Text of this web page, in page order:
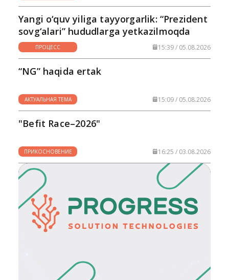
Yangi o‘quv yiliga tayyorgarlik: “Prezident
sovg‘alari” hududlarga yetkazilmoqda
ПРОЦЕСС 15:39 / 05.08.2026
“NG” haqida ertak
АКТУАЛЬНАЯ ТЕМА 15:09 / 05.08.2026
"Befit Race–2026"
ПРИКОСНОВЕНИЕ 16:25 / 03.08.2026